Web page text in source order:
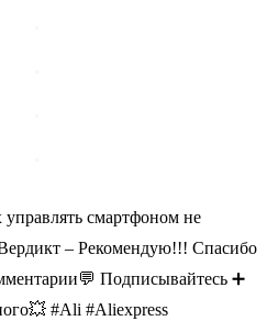
смартфоном не
– Рекомендую!!! Спасибо
Подписывайтесь ➕
#Ali #Aliexpress